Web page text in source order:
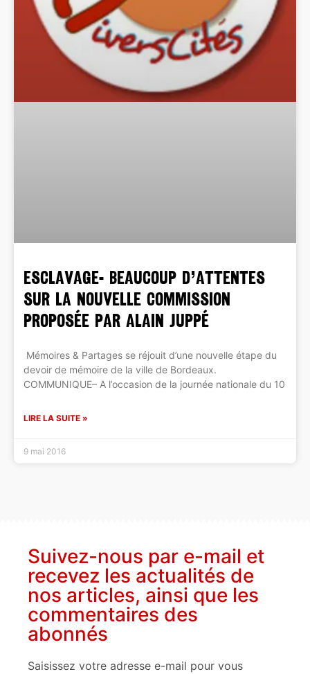
ESCLAVAGE- Beaucoup d’attentes
sur la nouvelle commission
proposée par Alain Juppé
Mémoires & Partages se réjouit d’une nouvelle étape du
devoir de mémoire de la ville de Bordeaux.
COMMUNIQUE– A l’occasion de la journée nationale du 10
LIRE LA SUITE »
9 mai 2016
Suivez-nous par e-mail et
recevez les actualités de
nos articles, ainsi que les
commentaires des
abonnés
Saisissez votre adresse e-mail pour vous